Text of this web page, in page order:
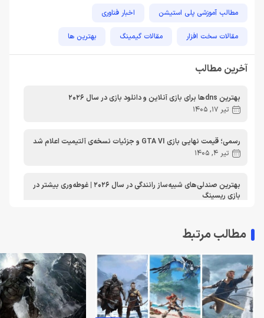
مطالب آموزشی پلی استیشن اخبار فناوری
مقالات سخت افزار مقالات گیمینگ بهترین ها
مطالب آموزشی ایکس باکس
آخرین مطالب
بهترین dnsها برای بازی آنلاین و دانلود بازی در سال 2026
تیر 17, 1405
رسمی؛ قیمت نهایی بازی GTA VI و جزئیات نسخه‌ی آلتیمیت اعلام شد
تیر 4, 1405
بهترین صندلی‌های شبیه‌ساز رانندگی در سال 2026 | غوطه‌وری بیشتر در
بازی ریسینگ
تیر 30, 1404
بهترین دی ان اس برای پلی استیشن | معرفی dns برای PS5
تیر 30, 1404
مطالب مرتبط